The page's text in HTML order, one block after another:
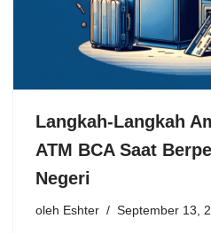
Langkah-Langkah
ATM BCA Saat
Negeri
oleh Eshter September 13,